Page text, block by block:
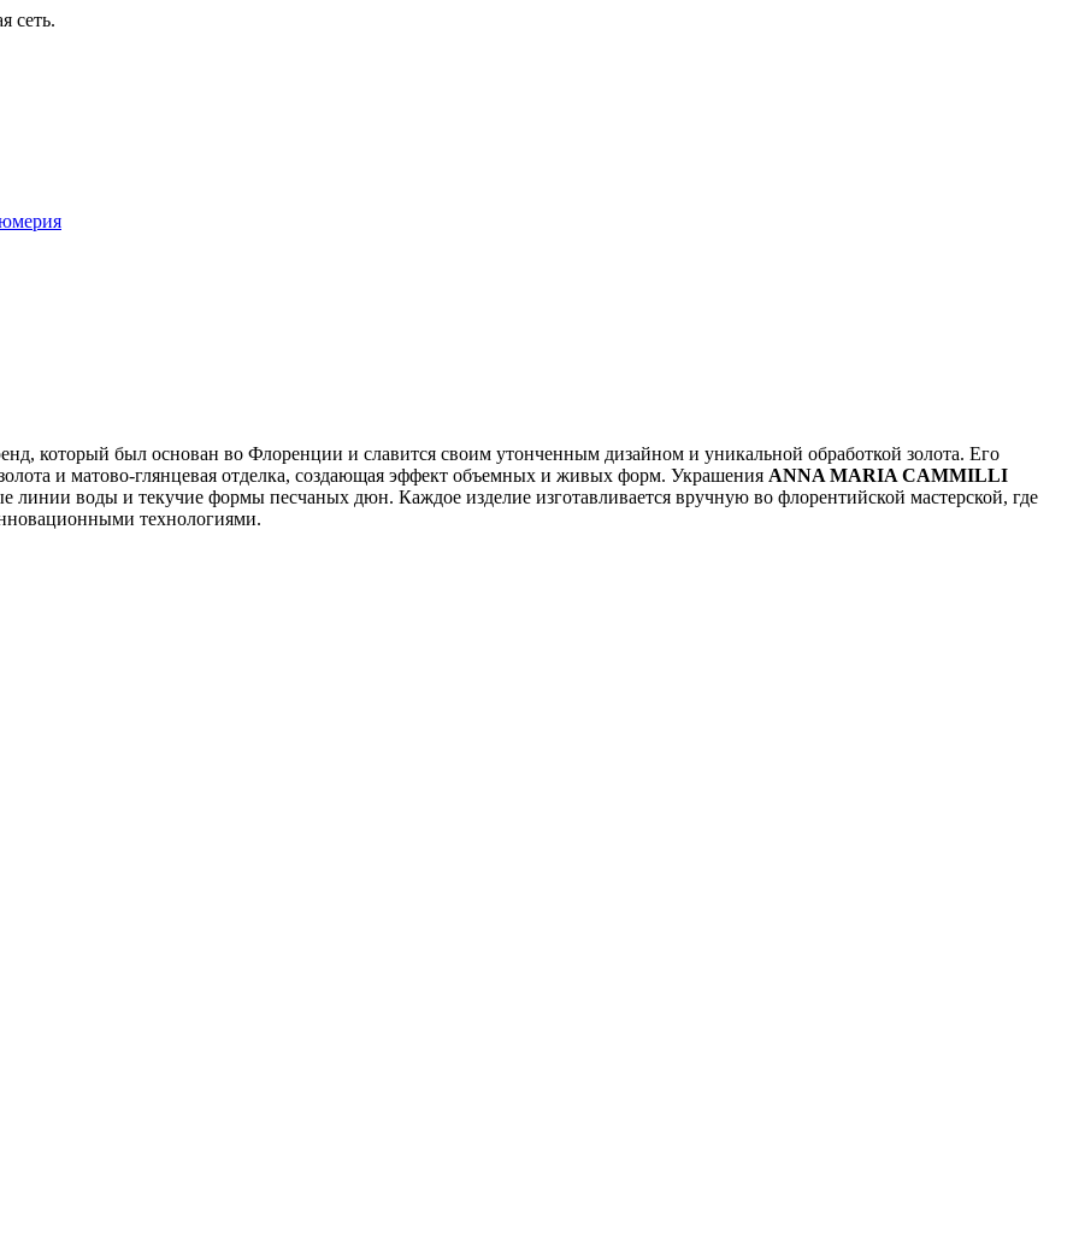
сеть.
который был основан во Флоренции и славится своим утонченным дизайном и уникальной обработкой золота. Его
и матово-глянцевая отделка, создающая эффект объемных и живых форм. Украшения ANNA MARIA CAMMILLI
воды и текучие формы песчаных дюн. Каждое изделие изготавливается вручную во флорентийской мастерской, где
технологиями.